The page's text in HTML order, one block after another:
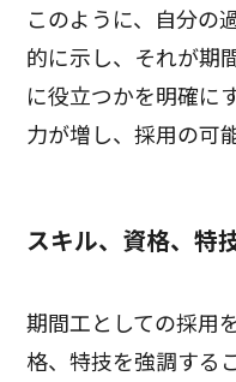
このように、自分の
的に示し、それが期
に役立つかを明確に
力が増し、採用の可
スキル、資格、特
期間工としての採用
格、特技を強調する